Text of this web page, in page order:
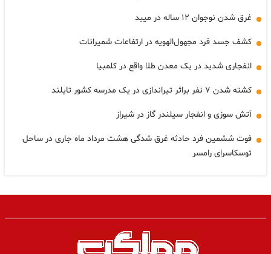
غرق شدن نوجوان ۱۲ ساله در میبد
کشف جسد فرد مجهول‌الهویه در ارتفاعات شمیرانات
انفجاری شدید در یک معدن طلا واقع در کلمبیا
کشته شدن ۷ نفر براثر تیراندازی در یک مدرسه کشور تایلند
آتش سوزی و انفجار سیلندر گاز در شیراز
فوت ششمین فرد حادثه غرق شدگی هشت مرداد ماه جاری در ساحل
توسکاسرای رامسر